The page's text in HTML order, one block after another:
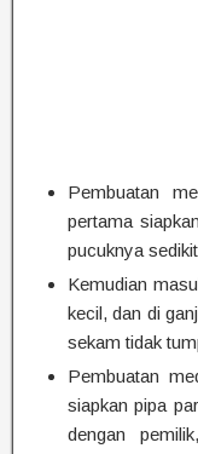
Pembuatan
pertama
pucuknya
Kemudian
kecil, dan di
sekam tidak
Pembuatan
siapkan pipa
dengan